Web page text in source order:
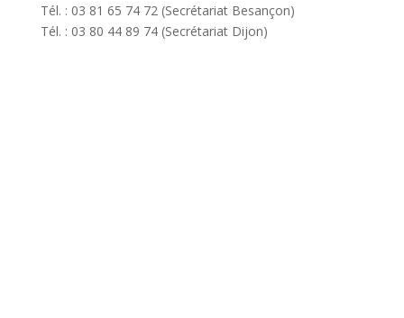
Tél. : 03 81 65 74 72 (Secrétariat Besançon)
Tél. : 03 80 44 89 74 (Secrétariat Dijon)